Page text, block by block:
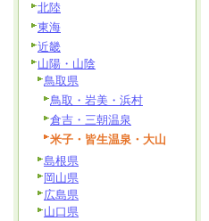
北陸
東海
近畿
山陽・山陰
鳥取県
鳥取・岩美・浜村
倉吉・三朝温泉
米子・皆生温泉・大山
島根県
岡山県
広島県
山口県